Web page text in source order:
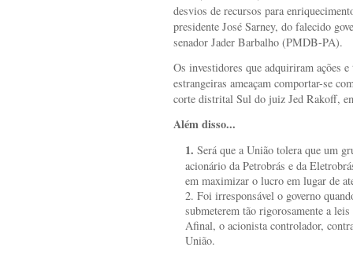
desvios de recursos para
presidente José Sarney, do falecido
senador Jader Barbalho (PMDB-PA).
Os investidores que adquiriram ações
estrangeiras ameaçam comportar-se
corte distrital Sul do juiz Jed Rakoff,
Além disso...
1. Será que a União tolera que um
acionário da Petrobrás e da
em maximizar o lucro em lugar de
2. Foi irresponsável o governo
submeterem tão rigorosamente a
Afinal, o acionista controlador,
União.